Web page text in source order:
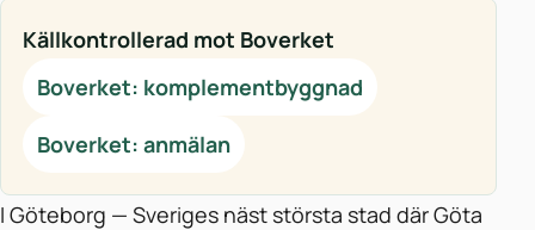
Källkontrollerad mot Boverket
Boverket: komplementbyggnad
Boverket: anmälan
I Göteborg — Sveriges näst största stad där Göta